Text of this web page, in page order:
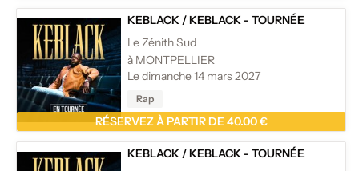
KEBLACK /KEBLACK - TOURNÉE
Le Zénith Sud
à MONTPELLIER
Le dimanche 14 mars 2027
Rap
RÉSERVEZ À PARTIR DE 40.00 €
KEBLACK /KEBLACK - TOURNÉE